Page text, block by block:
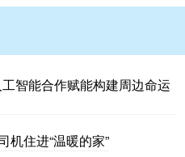
智能合作赋能构建周边命运
机住进“温暖的家”